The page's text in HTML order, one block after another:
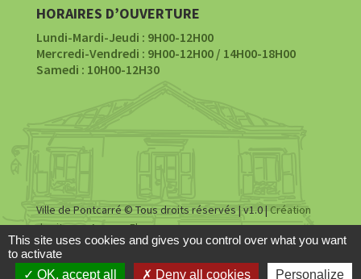
HORAIRES D’OUVERTURE
Lundi-Mardi-Jeudi : 9H00-12H00
Mercredi-Vendredi : 9H00-12H00 / 14H00-18H00
Samedi : 10H00-12H30
Ville de Pontcarré © Tous droits réservés | v1.0 | Création
du site par Agence Fluence
Accessibilité| Mentions légales Politique de
This site uses cookies and gives you control over what you want
to activate
OK, accept all
Deny all cookies Personalize